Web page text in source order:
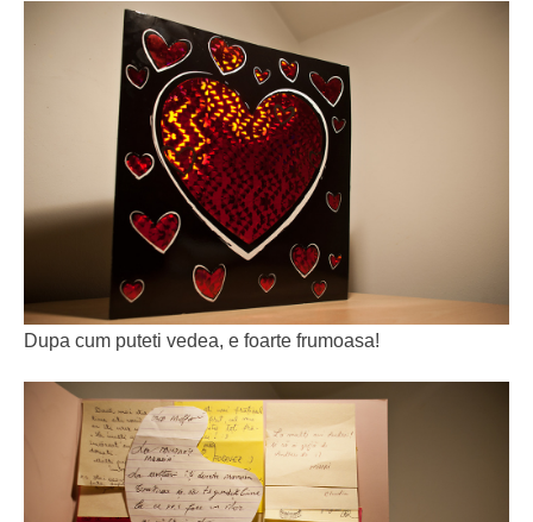
Dupa cum puteti vedea, e foarte frumoasa!